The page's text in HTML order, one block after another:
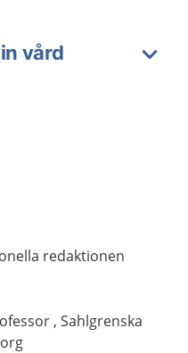
vård
redaktionen
, Sahlgrenska